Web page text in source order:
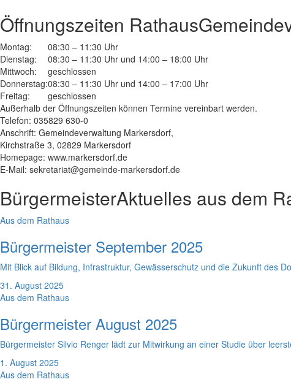
Öffnungszeiten Rathaus
Montag:
08:30 – 11:30 Uhr
Dienstag:
08:30 – 11:30 Uhr und 14:00 – 18:00 Uhr
Mittwoch:
geschlossen
Donnerstag:08:30 – 11:30 Uhr und 14:00 – 17:00 Uhr
Freitag:
geschlossen
Außerhalb der Öffnungszeiten können Termine vereinbart werden.
Telefon: 035829 630-0
Anschrift: Gemeindeverwaltung Markersdorf,
Kirchstraße 3, 02829 Markersdorf
Homepage: www.markersdorf.de
E-Mail: sekretariat@gemeinde-markersdorf.de
BürgermeisterAktuelles aus dem
Aus dem Rathaus
Bürgermeister September 2025
Mit Blick auf Bildung, Infrastruktur, Gewässerschutz und die Zukunft des
31. August 2025
Aus dem Rathaus
Bürgermeister August 2025
Bürgermeister Silvio Renger lädt zur Mitwirkung an einer Studie über
1. August 2025
Aus dem Rathaus